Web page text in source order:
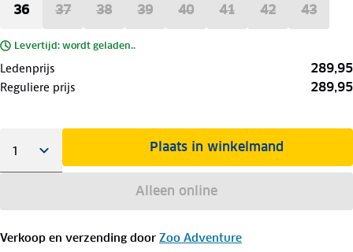
36 37 38 39 40 41 42 43
Levertijd: wordt geladen..
Ledenprijs 289,95
Reguliere prijs 289,95
Plaats in winkelmand
Alleen online
Verkoop en verzending door Zoo Adventure